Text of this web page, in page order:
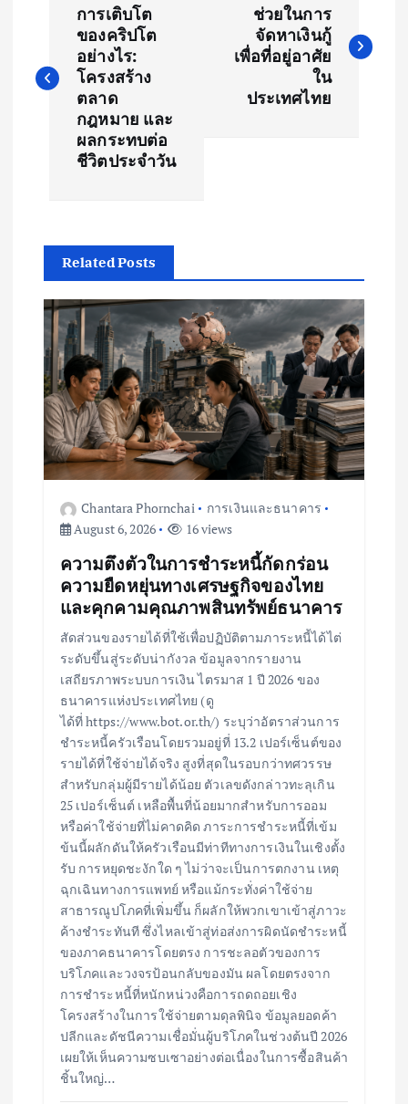
s
v
g
a
การเติบโต
ของคริปโต
อย่างไร:
โครงสร้าง
ตลาด
กฎหมาย และ
ผลกระทบต่อ
ชีวิตประจำวัน
ช่วยในการ
จัดหาเงินกู้
เพื่อที่อยู่อาศัย
ใน
ประเทศไทย
Related Posts
Chantara Phornchai
การเงินและธนาคาร
August 6, 2026
16 views
ความตึงตัวในการชำระหนี้กัดกร่อน
ความยืดหยุ่นทางเศรษฐกิจของไทย
และคุกคามคุณภาพสินทรัพย์ธนาคาร
สัดส่วนของรายได้ที่ใช้เพื่อปฏิบัติตามภาระหนี้ได้ไต่
ระดับขึ้นสู่ระดับน่ากังวล ข้อมูลจากรายงาน
เสถียรภาพระบบการเงิน ไตรมาส 1 ปี 2026 ของ
ธนาคารแห่งประเทศไทย (ดู
ได้ที่ https://www.bot.or.th/) ระบุว่าอัตราส่วนการ
ชำระหนี้ครัวเรือนโดยรวมอยู่ที่ 13.2 เปอร์เซ็นต์ของ
รายได้ที่ใช้จ่ายได้จริง สูงที่สุดในรอบกว่าทศวรรษ
สำหรับกลุ่มผู้มีรายได้น้อย ตัวเลขดังกล่าวทะลุเกิน
25 เปอร์เซ็นต์ เหลือพื้นที่น้อยมากสำหรับการออม
หรือค่าใช้จ่ายที่ไม่คาดคิด ภาระการชำระหนี้ที่เข้ม
ข้นนี้ผลักดันให้ครัวเรือนมีท่าทีทางการเงินในเชิงตั้ง
รับ การหยุดชะงักใด ๆ ไม่ว่าจะเป็นการตกงาน เหตุ
ฉุกเฉินทางการแพทย์ หรือแม้กระทั่งค่าใช้จ่าย
สาธารณูปโภคที่เพิ่มขึ้น ก็ผลักให้พวกเขาเข้าสู่ภาวะ
ค้างชำระทันที ซึ่งไหลเข้าสู่ท่อส่งการผิดนัดชำระหนี้
ของภาคธนาคารโดยตรง การชะลอตัวของการ
บริโภคและวงจรป้อนกลับของมัน ผลโดยตรงจาก
การชำระหนี้ที่หนักหน่วงคือการถดถอยเชิง
โครงสร้างในการใช้จ่ายตามดุลพินิจ ข้อมูลยอดค้า
ปลีกและดัชนีความเชื่อมั่นผู้บริโภคในช่วงต้นปี 2026
เผยให้เห็นความซบเซาอย่างต่อเนื่องในการซื้อสินค้า
ชิ้นใหญ่…